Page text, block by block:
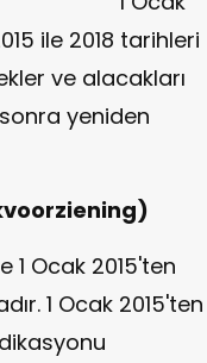
ile 2018 tarihleri
ve alacakları
yeniden
1 Ocak 2015'ten
1 Ocak 2015'ten